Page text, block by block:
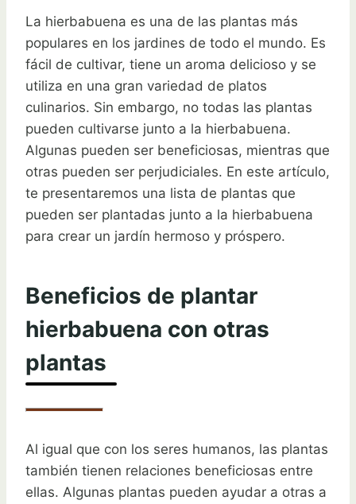
La hierbabuena es una de las plantas más
populares en los jardines de todo el mundo. Es
fácil de cultivar, tiene un aroma delicioso y se
utiliza en una gran variedad de platos
culinarios. Sin embargo, no todas las plantas
pueden cultivarse junto a la hierbabuena.
Algunas pueden ser beneficiosas, mientras que
otras pueden ser perjudiciales. En este artículo,
te presentaremos una lista de plantas que
pueden ser plantadas junto a la hierbabuena
para crear un jardín hermoso y próspero.
Beneficios de plantar
hierbabuena con otras
plantas
Al igual que con los seres humanos, las plantas
también tienen relaciones beneficiosas entre
ellas. Algunas plantas pueden ayudar a otras a